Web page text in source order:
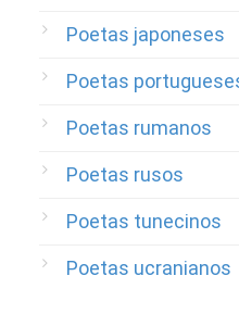
Poetas japoneses
Poetas
Poetas rumanos
Poetas rusos
Poetas tunecinos
Poetas ucranianos